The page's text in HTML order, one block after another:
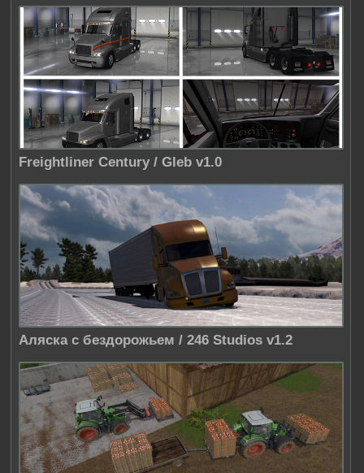
Freightliner Century / Gleb v1.0
Аляска с бездорожьем / 246 Studios v1.2